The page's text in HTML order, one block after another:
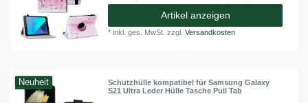
Artikel anzeigen
*inkl. ges. MwSt. zzgl.Versandkosten
Neuheit
Schutzhülle kompatibel für Samsung Galaxy
S21 Ultra Leder Hülle Tasche Pull Tab